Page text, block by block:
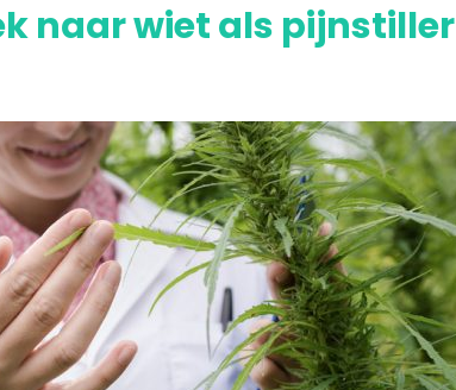
naar wiet als pijnstiller